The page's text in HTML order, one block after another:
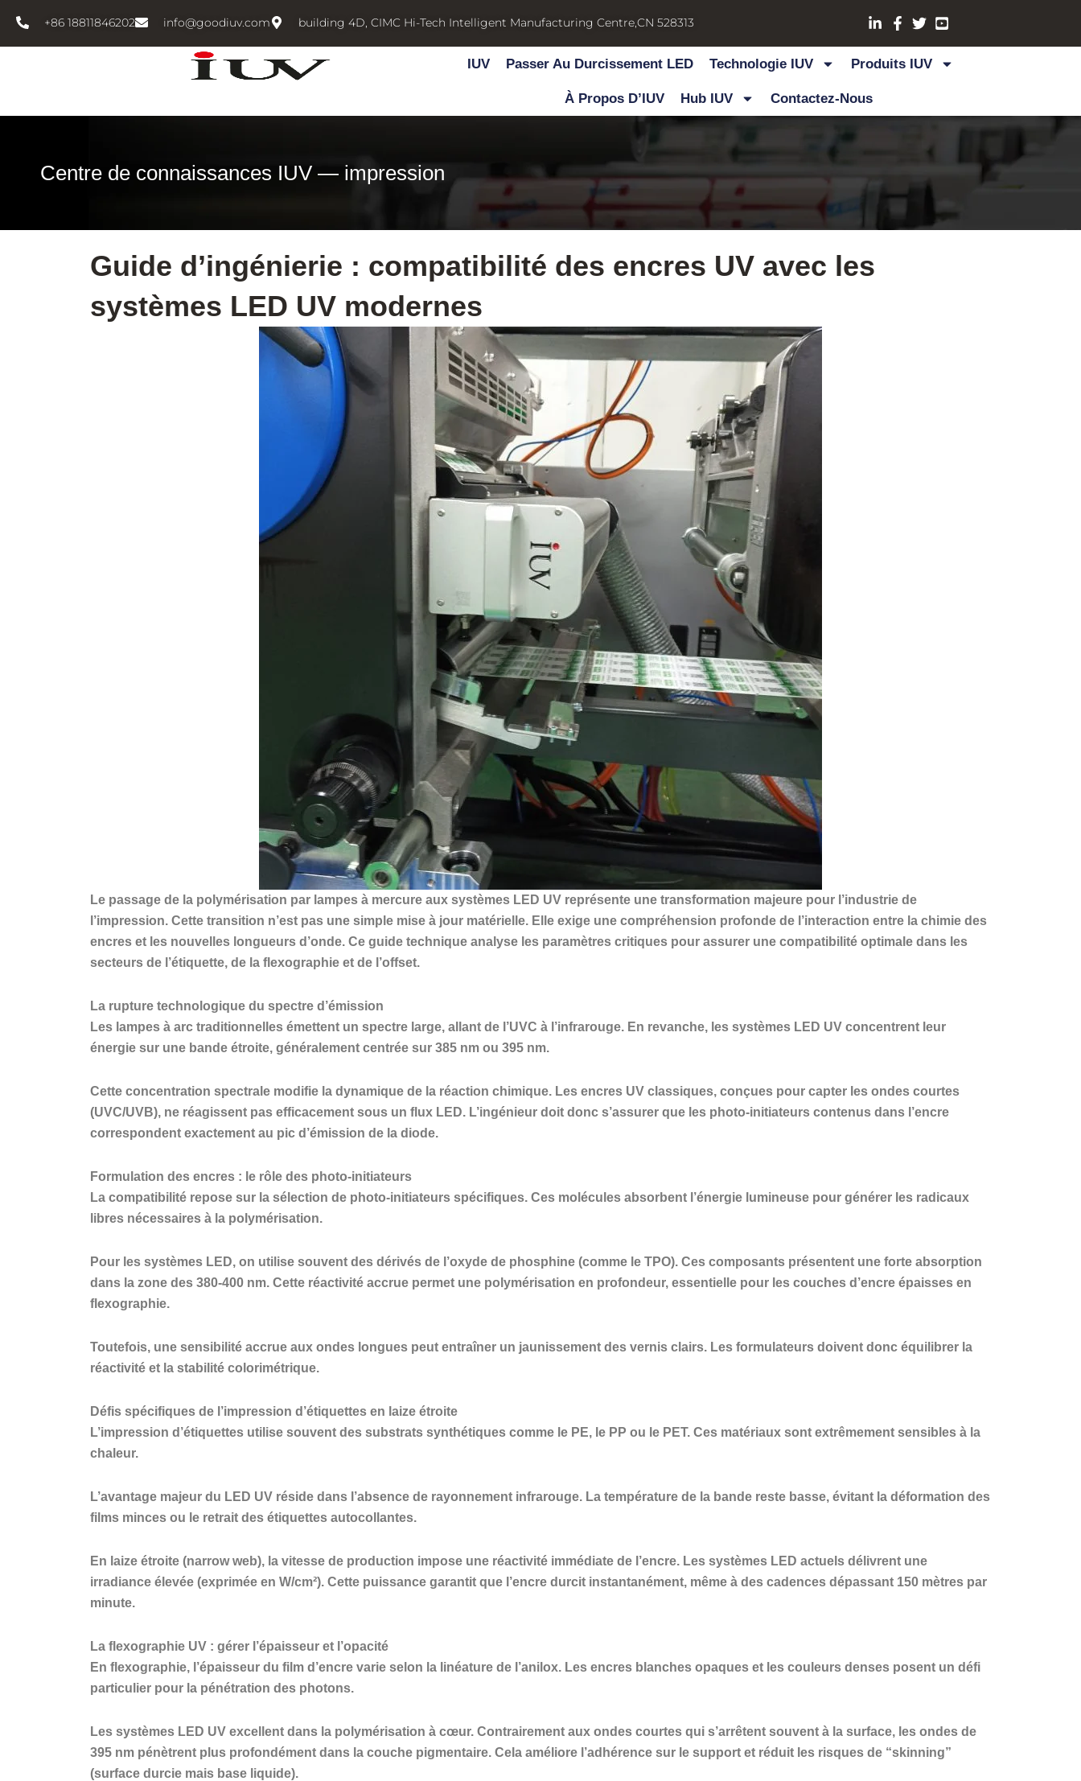
内
+86 18811846202 info@goodiuv.com building 4D, CIMC Hi-Tech Intelligent Manufacturing Centre,CN 528313
IUV Passer Au Durcissement LED Technologie IUV Produits IUV
À Propos D’IUV Hub IUV Contactez-Nous
Centre de connaissances IUV — impression
Guide d’ingénierie : compatibilité des encres UV avec les
systèmes LED UV modernes
Le passage de la polymérisation par lampes à mercure aux systèmes LED UV représente une transformation majeure pour l’industrie de
l’impression. Cette transition n’est pas une simple mise à jour matérielle. Elle exige une compréhension profonde de l’interaction entre la chimie des
encres et les nouvelles longueurs d’onde. Ce guide technique analyse les paramètres critiques pour assurer une compatibilité optimale dans les
secteurs de l’étiquette, de la flexographie et de l’offset.
La rupture technologique du spectre d’émission
Les lampes à arc traditionnelles émettent un spectre large, allant de l’UVC à l’infrarouge. En revanche, les systèmes LED UV concentrent leur
énergie sur une bande étroite, généralement centrée sur 385 nm ou 395 nm.
Cette concentration spectrale modifie la dynamique de la réaction chimique. Les encres UV classiques, conçues pour capter les ondes courtes
(UVC/UVB), ne réagissent pas efficacement sous un flux LED. L’ingénieur doit donc s’assurer que les photo-initiateurs contenus dans l’encre
correspondent exactement au pic d’émission de la diode.
Formulation des encres : le rôle des photo-initiateurs
La compatibilité repose sur la sélection de photo-initiateurs spécifiques. Ces molécules absorbent l’énergie lumineuse pour générer les radicaux
libres nécessaires à la polymérisation.
Pour les systèmes LED, on utilise souvent des dérivés de l’oxyde de phosphine (comme le TPO). Ces composants présentent une forte absorption
dans la zone des 380-400 nm. Cette réactivité accrue permet une polymérisation en profondeur, essentielle pour les couches d’encre épaisses en
flexographie.
Toutefois, une sensibilité accrue aux ondes longues peut entraîner un jaunissement des vernis clairs. Les formulateurs doivent donc équilibrer la
réactivité et la stabilité colorimétrique.
Défis spécifiques de l’impression d’étiquettes en laize étroite
L’impression d’étiquettes utilise souvent des substrats synthétiques comme le PE, le PP ou le PET. Ces matériaux sont extrêmement sensibles à la
chaleur.
L’avantage majeur du LED UV réside dans l’absence de rayonnement infrarouge. La température de la bande reste basse, évitant la déformation des
films minces ou le retrait des étiquettes autocollantes.
En laize étroite (narrow web), la vitesse de production impose une réactivité immédiate de l’encre. Les systèmes LED actuels délivrent une
irradiance élevée (exprimée en W/cm²). Cette puissance garantit que l’encre durcit instantanément, même à des cadences dépassant 150 mètres par
minute.
La flexographie UV : gérer l’épaisseur et l’opacité
En flexographie, l’épaisseur du film d’encre varie selon la linéature de l’anilox. Les encres blanches opaques et les couleurs denses posent un défi
particulier pour la pénétration des photons.
Les systèmes LED UV excellent dans la polymérisation à cœur. Contrairement aux ondes courtes qui s’arrêtent souvent à la surface, les ondes de
395 nm pénètrent plus profondément dans la couche pigmentaire. Cela améliore l’adhérence sur le support et réduit les risques de “skinning”
(surface durcie mais base liquide).